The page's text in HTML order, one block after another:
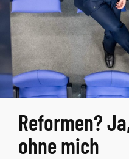
Reformen?
ohne mich